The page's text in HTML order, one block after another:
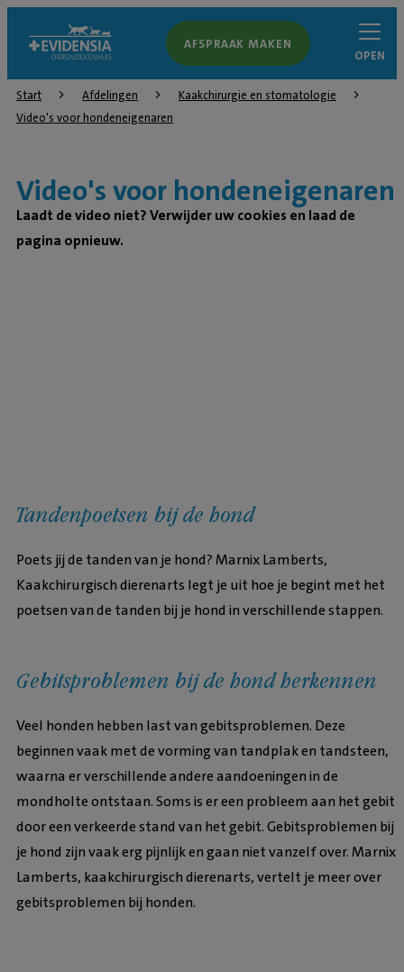
AFSPRAAK MAKEN
OPEN
Start Afdelingen
Kaakchirurgie en stomatologie
Video's voor hondeneigenaren
Video's voor hondeneigenaren
Laadt de video niet? Verwijder uw cookies en laad de
pagina opnieuw.
Tandenpoetsen bij de hond
Poets jij de tanden van je hond? Marnix Lamberts,
Kaakchirurgisch dierenarts legt je uit hoe je begint met het
poetsen van de tanden bij je hond in verschillende stappen.
Gebitsproblemen bij de hond herkennen
Veel honden hebben last van gebitsproblemen. Deze
beginnen vaak met de vorming van tandplak en tandsteen,
waarna er verschillende andere aandoeningen in de
mondholte ontstaan. Soms is er een probleem aan het gebit
door een verkeerde stand van het gebit. Gebitsproblemen bij
je hond zijn vaak erg pijnlijk en gaan niet vanzelf over. Marnix
Lamberts, kaakchirurgisch dierenarts, vertelt je meer over
gebitsproblemen bij honden.